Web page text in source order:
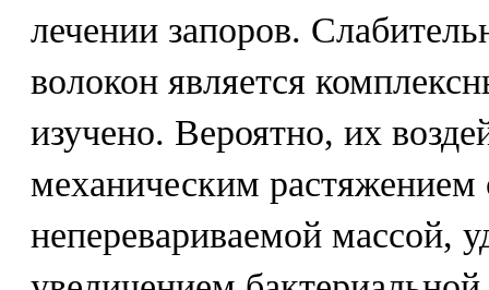
лечении запоров.
волокон является
изучено. Вероятно, их
механическим
неперевариваемой массой,